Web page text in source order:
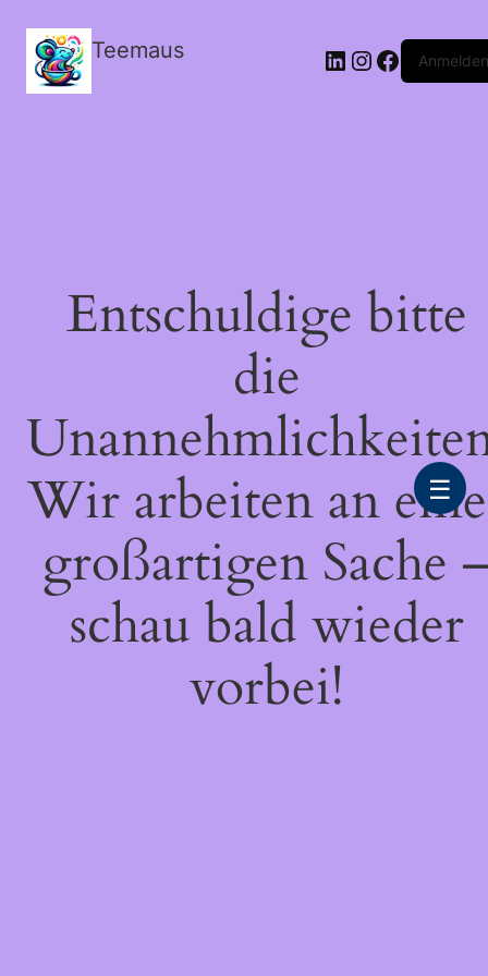
Teemaus LinkedIn
Instagram
FacebookAnmelden
Entschuldige bitte
die
Wir arbeiten an
großartigen Sache
schau bald wieder
vorbei!
☰